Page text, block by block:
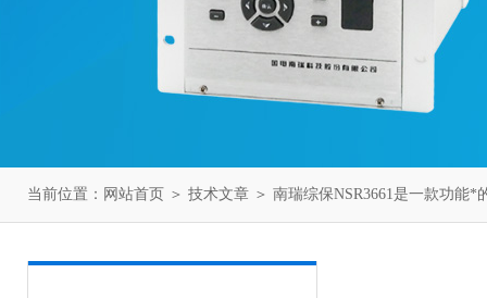
当前位置： 网站首页 ＞ 技术文章 ＞ 南瑞综保NSR3661是一款功能*